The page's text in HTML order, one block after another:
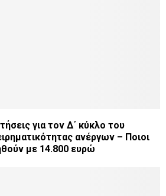
για τον Δ΄ κύκλο του
ανέργων – Ποιοι
με 14.800 ευρώ